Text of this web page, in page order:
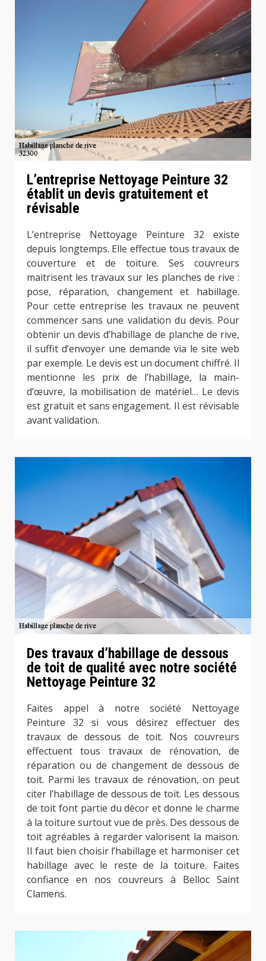
L’entreprise Nettoyage Peinture 32
établit un devis gratuitement et
révisable
L’entreprise Nettoyage Peinture 32 existe
depuis longtemps. Elle effectue tous travaux de
couverture et de toiture. Ses couvreurs
maitrisent les travaux sur les planches de rive :
pose, réparation, changement et habillage.
Pour cette entreprise les travaux ne peuvent
commencer sans une validation du devis. Pour
obtenir un devis d’habillage de planche de rive,
il suffit d’envoyer une demande via le site web
par exemple. Le devis est un document chiffré. Il
mentionne les prix de l’habillage, la main-
d’œuvre, la mobilisation de matériel… Le devis
est gratuit et sans engagement. Il est révisable
avant validation.
Des travaux d’habillage de dessous
de toit de qualité avec notre société
Nettoyage Peinture 32
Faites appel à notre société Nettoyage
Peinture 32 si vous désirez effectuer des
travaux de dessous de toit. Nos couvreurs
effectuent tous travaux de rénovation, de
réparation ou de changement de dessous de
toit. Parmi les travaux de rénovation, on peut
citer l’habillage de dessous de toit. Les dessous
de toit font partie du décor et donne le charme
à la toiture surtout vue de près. Des dessous de
toit agréables à regarder valorisent la maison.
Il faut bien choisir l’habillage et harmoniser cet
habillage avec le reste de la toiture. Faites
confiance en nos couvreurs à Belloc Saint
Clamens.